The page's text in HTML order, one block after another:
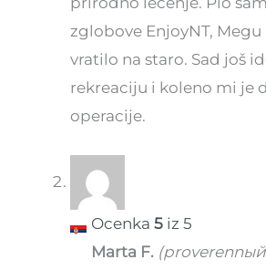
zglobove EnjoyNT, Megu
vratilo na staro. Sad još
rekreaciju i koleno mi je
operacije.
Ocenka5 iz 5
Marta F.